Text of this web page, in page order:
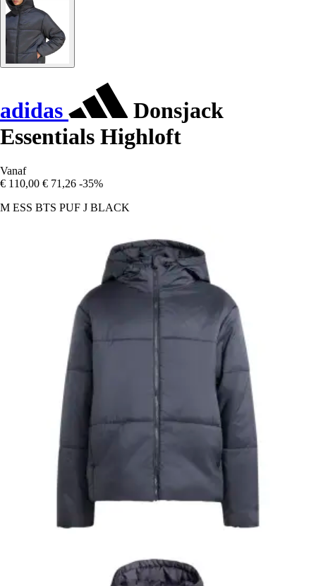
adidas
Donsjack
Essentials Highloft
Vanaf
€ 110,00 € 71,26 -35%
M ESS BTS PUF J BLACK